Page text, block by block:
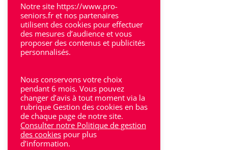
Villeneuve-Sur-Lot
Bron
Lyon
Lyon 6
Villeurbanne
Notre site https://www.pro-
seniors.fr et nos partenaires
utilisent des cookies pour effectuer
des mesures d’audience et vous
proposer des contenus et publicités
personnalisés.
Nous conservons votre choix
pendant 6 mois. Vous pouvez
changer d’avis à tout moment via la
rubrique Gestion des cookies en bas
de chaque page de notre site.
Consulter notre Politique de gestion
des cookies pour plus
d’information.